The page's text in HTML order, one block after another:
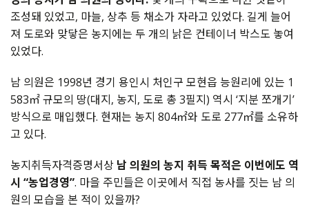
조성돼 있었고, 마늘, 상추 등 채소가 자라고 있었다. 길게 늘어
져 도로와 맞닿은 농지에는 두 개의 낡은 컨테이너 박스도 놓여
있었다.
남 의원은 1998년 경기 용인시 처인구 모현읍 능원리에 있는 1
583㎡ 규모의 땅(대지, 농지, 도로 총 3필지) 역시 ‘지분 쪼개기’
방식으로 매입했다. 현재는 농지 804㎡와 도로 277㎡를 소유하
고 있다.
농지취득자격증명서상 남 의원의 농지 취득 목적은 이번에도 역
시 “농업경영”. 마을 주민들은 이곳에서 직접 농사를 짓는 남 의
원의 모습을 본 적이 있을까?